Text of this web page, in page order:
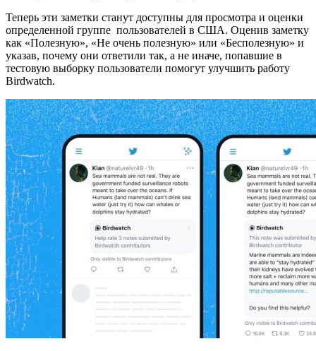
Теперь эти заметки станут доступны для просмотра и оценки
определенной группе пользователей в США. Оценив заметку
как «Полезную», «Не очень полезную» или «Бесполезную» и
указав, почему они ответили так, а не иначе, попавшие в
тестовую выборку пользователи помогут улучшить работу
Birdwatch.